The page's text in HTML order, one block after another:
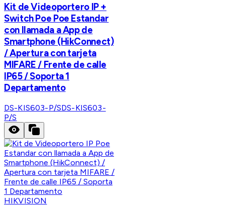
Kit de Videoportero IP +
Switch Poe Poe Estandar
con llamada a App de
Smartphone (HikConnect)
/ Apertura con tarjeta
MIFARE / Frente de calle
IP65 / Soporta 1
Departamento
DS-KIS603-P/SDS-KIS603-
P/S
HIKVISION